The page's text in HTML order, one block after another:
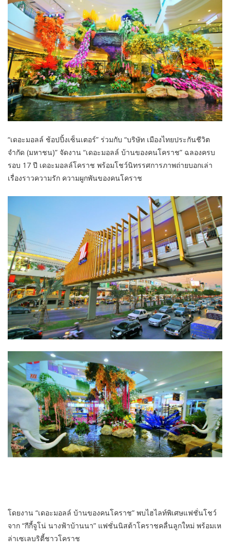
“เดอะมอลล์ ช้อปปิ้งเซ็นเตอร์” ร่วมกับ “บริษัท เมืองไทยประกันชีวิต
จำกัด (มหาชน)” จัดงาน “เดอะมอลล์ บ้านของคนโคราช” ฉลองครบ
รอบ 17 ปี เดอะมอลล์โคราช พร้อมโชว์นิทรรศการภาพถ่ายบอกเล่า
เรื่องราวความรัก ความผูกพันของคนโคราช
โดยงาน “เดอะมอลล์ บ้านของคนโคราช” พบไฮไลท์พิเศษแฟชั่นโชว์
จาก “กีกี้จูโน่ นางฟ้าบ้านนา” แฟชั่นนิสต้าโคราชคลื่นลูกใหม่ พร้อมเห
ล่าเซเลบริตี้ชาวโคราช